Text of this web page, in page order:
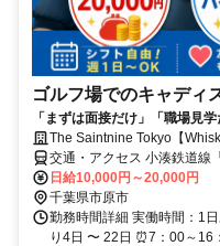
ゴルフ場でのキャディ
「まずは面接だけ」「職場見
The Saintnine Tokyo【
交通・アクセス 小湊鉄道線
ク・自転車通勤OK【交通費
日給10,000円～20,000円
千葉県市原市
勤務時間詳細 実働時間：1
り4日 〜 22日 ⏰7：00～